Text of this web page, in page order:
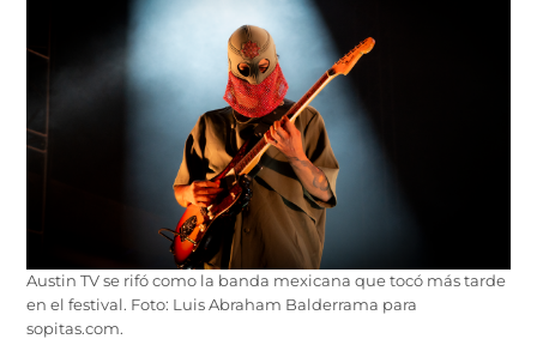
Austin TV se rifó como la banda mexicana que tocó más tarde
en el festival. Foto: Luis Abraham Balderrama para
sopitas.com.